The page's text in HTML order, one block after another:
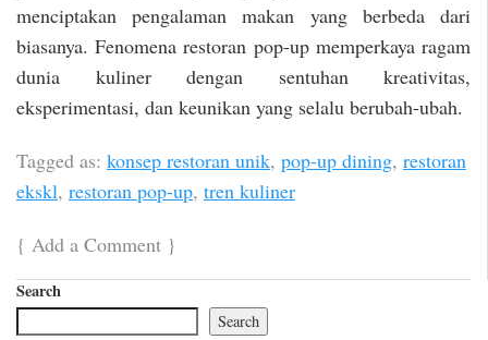
menciptakan pengalaman makan yang berbeda dari
biasanya. Fenomena restoran pop-up memperkaya ragam
dunia kuliner dengan sentuhan kreativitas,
eksperimentasi, dan keunikan yang selalu berubah-ubah.
Tagged as: konsep restoran unik, pop-up dining, restoran
ekskl, restoran pop-up, tren kuliner
{ Add a Comment }
Search
Search